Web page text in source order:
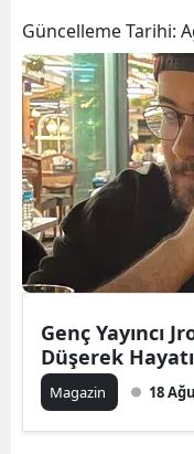
Güncelleme Tarihi:
Genç Yayıncı
Düşerek
Magazin 18